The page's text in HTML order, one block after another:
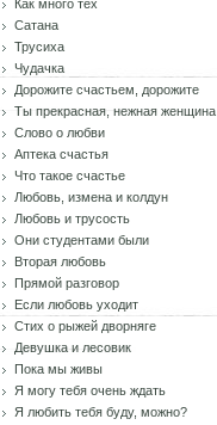
Как много тех
Сатана
Трусиха
Чудачка
Дорожите счастьем, дорожите
Ты прекрасная, нежная женщина
Слово о любви
Аптека счастья
Что такое счастье
Любовь, измена и колдун
Любовь и трусость
Они студентами были
Вторая любовь
Прямой разговор
Если любовь уходит
Стих о рыжей дворняге
Девушка и лесовик
Пока мы живы
Я могу тебя очень ждать
Я любить тебя буду, можно?